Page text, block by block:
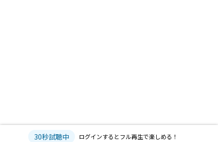
30秒試聴中 ログインするとフル再生で楽しめる！